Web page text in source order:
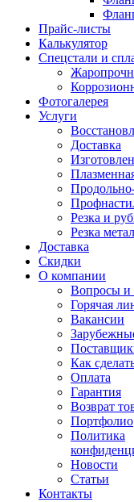
Прайс-листы
Калькулятор
Спецстали и
Фотогалерея
Услуги
Доставка
Резка и
Резка
Доставка
Скидки
О компании
Вопросы и
Горячая
Вакансии
Как
Оплата
Гарантия
Возврат
Портфолио
Политика
Новости
Статьи
Контакты